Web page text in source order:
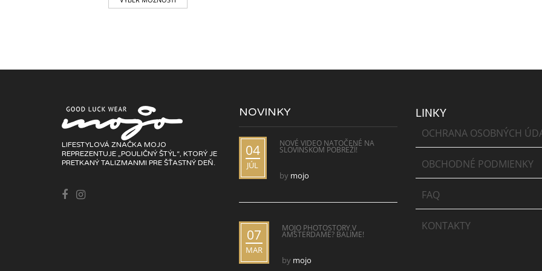
LIFESTYLOVÁ ZNAČKA MOJO
REPREZENTUJE „POULIČNÝ ŠTÝL“, KTORÝ JE
PRETKANÝ TALIZMANMI PRE ŠŤASTNÝ DEŇ.
NOVINKY
04
JÚL
NOVÉ VIDEO NATOČENÉ NA
SLOVINSKOM POBREŽÍ!
by mojo
07
MAR
MOJO PHOTOSTORY V
AMSTERDAME? BALÍME!
by mojo
LINKY
OCHRANA OSOBNÝCH
OBCHODNÉ PODMIENKY
FAQ
KONTAKTY